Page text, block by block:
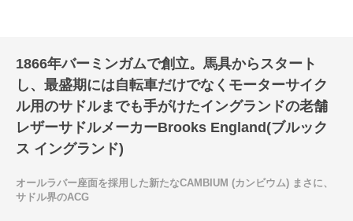
1866年バーミンガムで創立。馬具からスタート
し、最盛期には自転車だけでなくモーターサイク
ル用のサドルまでも手がけたイングランドの老舗
レザーサドルメーカーBrooks England(ブルック
ス イングランド)
オールラバー座面を採用した新たなCAMBIUM (カンビウム) まさに、
サドル界のACG